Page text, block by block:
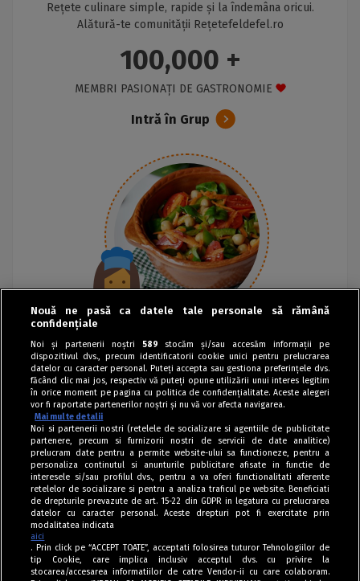
Rețete culinare simple, rapide și la îndemâna oricui.
Alătură-te comunității Rețetefeldefel.ro
100,000 +
MEMBRI PASIONAȚI DE GASTRONOMIE
Intră în Grup
Nouă ne pasă ca datele tale personale să rămână
confidențiale
Noi și partenerii noștri 589 stocăm și/sau accesăm informații pe
dispozitivul dvs., precum identificatorii cookie unici pentru prelucrarea
datelor cu caracter personal. Puteți accepta sau gestiona preferințele dvs.
făcând clic mai jos, respectiv vă puteți opune utilizării unui interes legitim
în orice moment pe pagina cu politica de confidențialitate. Aceste alegeri
vor fi raportate partenerilor noștri și nu vă vor afecta navigarea.
Mai multe detalii
Noi si partenerii nostri (retelele de socializare si agentiile de publicitate
partenere, precum si furnizorii nostri de servicii de date analitice)
prelucram date pentru a permite website-ului sa functioneze, pentru a
personaliza continutul si anunturile publicitare afisate in functie de
interesele si/sau profilul dvs., pentru a va oferi functionalitati aferente
retelelor de socializare si pentru a analiza traficul pe website. Beneficiati
de drepturile prevazute de art. 15-22 din GDPR in legatura cu prelucrarea
datelor cu caracter personal. Aceste drepturi pot fi exercitate prin
modalitatea indicata
aici
. Prin click pe “ACCEPT TOATE”, acceptati folosirea tuturor Tehnologiilor de
tip Cookie, care implica inclusiv acceptul dvs. cu privire la
stocarea/accesarea informatiilor de catre Vendor-ii cu care colaboram.